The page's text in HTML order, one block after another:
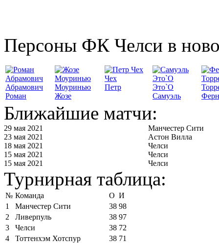
Персоны ФК Челси в
Абрамович
Роман
Моуринью
Жозе
Чех
Петр
Это`О
Самуэль
Ближайшие матчи:
29 мая 2021
Манчестер Сити
23 мая 2021
Астон Вилла
18 мая 2021
Челси
15 мая 2021
Челси
15 мая 2021
Челси
Турнирная таблица:
№ Команда О И
1
Манчестер Сити 38 98
2
Ливерпуль 38 97
3
Челси 38 72
4
Тоттенхэм Хотспур 38 71